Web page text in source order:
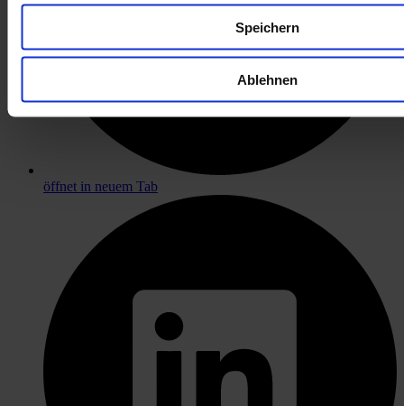
Speichern
Ablehnen
öffnet in neuem Tab